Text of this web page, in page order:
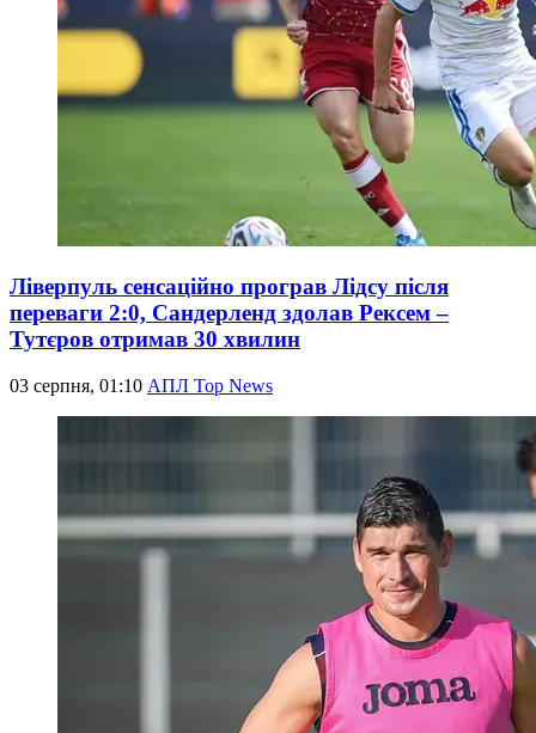
Ліверпуль сенсаційно програв Лідсу після
переваги 2:0, Сандерленд здолав Рексем –
Тутєров отримав 30 хвилин
03 серпня, 01:10 АПЛ Top News